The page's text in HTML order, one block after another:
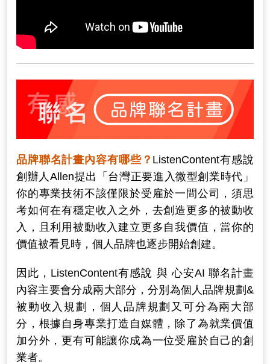
品牌聯名計畫內容有哪些？ ListenContent有感說
創辦人Allen提出「台灣正要進入微型創業時代」
你的專業技術不該僅限於受雇於一間公司，須思
考如何在有穩定收入之外，去創造更多的被動收
入，且利用被動收入建立更多自我價值，當你的
價值被看見時，個人品牌也逐步開始創建。
因此，ListenContent有感說 與 心安AI 聯名計畫
內容主要會分成兩大部分，分別為個人品牌規劃&
被動收入規劃，個人品牌規劃又可分為兩大部
分，根據自身專業打造自媒體，除了為就業價值
加分外，更有可能讓你成為一位受雇於自己的創
業者。